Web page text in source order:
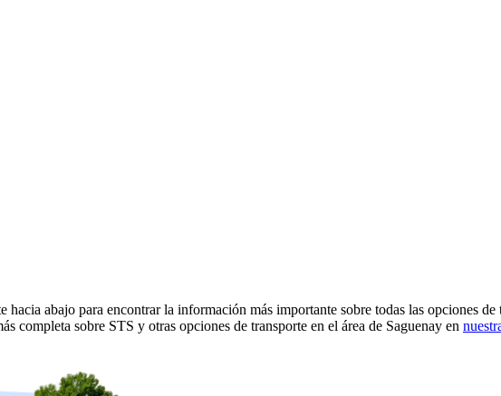
hacia abajo para encontrar la información más importante sobre todas las opciones
completa sobre STS y otras opciones de transporte en el área de Saguenay en